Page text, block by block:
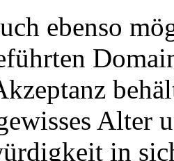
ebenso
Alter
in